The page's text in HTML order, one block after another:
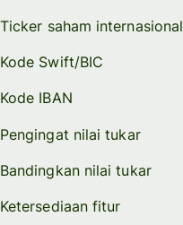
Ticker saham internasional
Kode Swift/BIC
Kode IBAN
Pengingat nilai tukar
Bandingkan nilai tukar
Ketersediaan fitur